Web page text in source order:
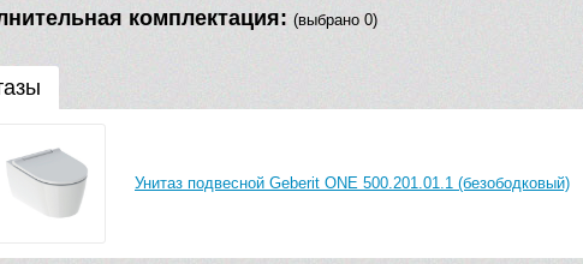
комплектация: (выбрано 0)
Унитаз подвесной Geberit ONE 500.201.01.1 (безободковый)